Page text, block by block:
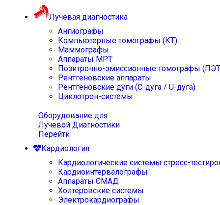
Лучевая диагностика
Ангиографы
Компьютерные томографы (КТ)
Маммографы
Аппараты МРТ
Позитронно-эмиссионные томографы
Рентгеновские аппараты
Рентгеновские дуги (С-дуга / U-дуга)
Циклотрон-системы
Оборудование для
Лучевой Диагностики
Перейти
Кардиология
Кардиологические системы стресс-
Кардиоинтервалографы
Аппараты СМАД
Холтеровские системы
Электрокардиографы